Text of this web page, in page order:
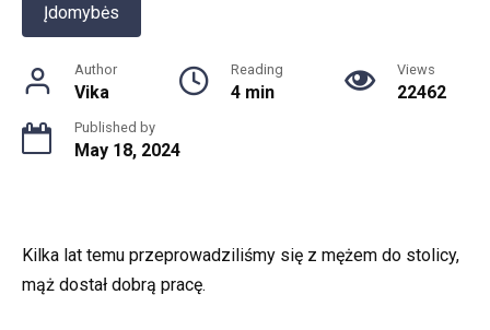
Įdomybės
Author
Vika
Reading
4 min
Views
22462
Published by
May 18, 2024
Kilka lat temu przeprowadziliśmy się z mężem do stolicy,
mąż dostał dobrą pracę.